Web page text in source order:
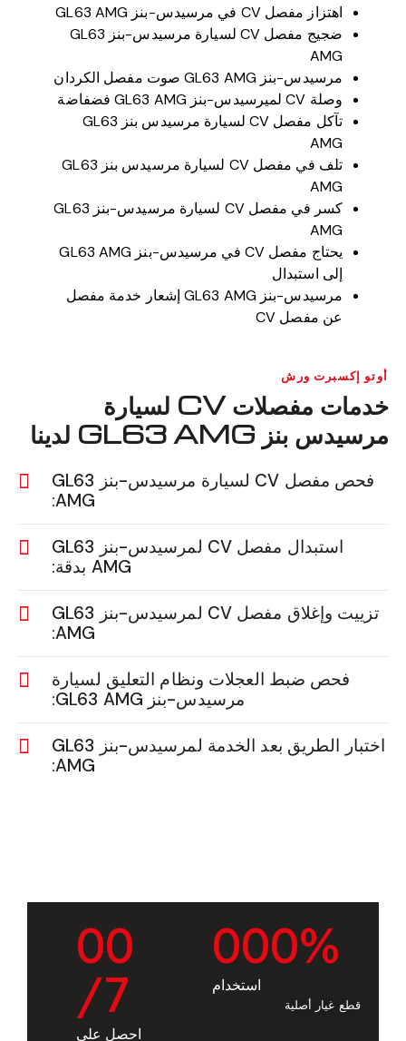
اهتزاز مفصل CV في مرسيدس-بنز GL63 AMG
ضجيج مفصل CV لسيارة مرسيدس-بنز GL63
AMG
مرسيدس-بنز GL63 AMG صوت مفصل الكردان
وصلة CV لميرسيدس-بنز GL63 AMG فضفاضة
تآكل مفصل CV لسيارة مرسيدس بنز GL63
AMG
تلف في مفصل CV لسيارة مرسيدس بنز GL63
AMG
كسر في مفصل CV لسيارة مرسيدس-بنز GL63
AMG
يحتاج مفصل CV في مرسيدس-بنز GL63 AMG
إلى استبدال
مرسيدس-بنز GL63 AMG إشعار خدمة مفصل
عن مفصل CV
أوتو إكسبرت ورش
خدمات مفصلات CV لسيارة
مرسيدس بنز GL63 AMG لدينا
فحص مفصل CV لسيارة مرسيدس-بنز GL63
AMG:
استبدال مفصل CV لمرسيدس-بنز GL63
AMG بدقة:
تزييت وإغلاق مفصل CV لمرسيدس-بنز GL63
AMG:
فحص ضبط العجلات ونظام التعليق لسيارة
مرسيدس-بنز GL63 AMG:
اختبار الطريق بعد الخدمة لمرسيدس-بنز GL63
AMG:
000%
استخدام
قطع غيار أصلية
00
/7
احصل على